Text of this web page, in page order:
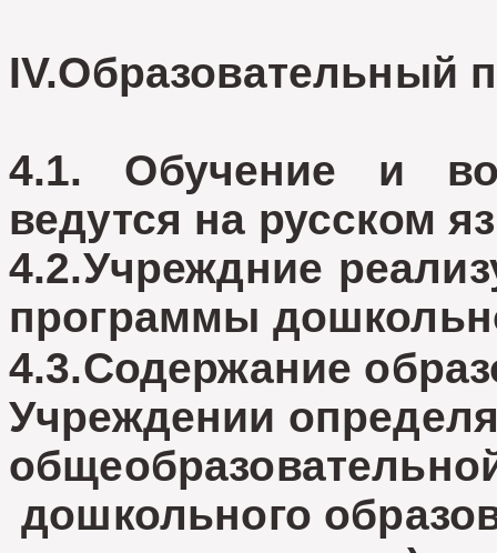
IV.Образовательный
4.1. Обучение и
ведутся на русском
4.2.Учреждние
программы
4.3.Содержание
Учреждении
дошкольного